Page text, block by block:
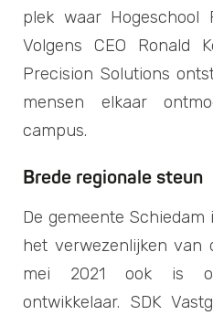
plek waar Hogeschool
Volgens CEO Ronald
Precision Solutions
mensen elkaar
campus.
Brede regionale steun
De gemeente Schiedam
het verwezenlijken van
mei 2021 ook is
ontwikkelaar. SDK